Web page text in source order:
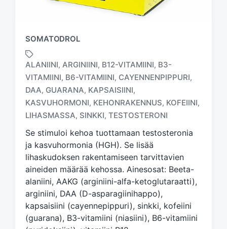
SOMATODROL
T
a
g
e
d
w
t
h
ALANIINI, ARGINIINI, B12-VITAMIINI, B3-
VITAMIINI, B6-VITAMIINI, CAYENNENPIPPURI,
DAA, GUARANA, KAPSAISIINI,
KASVUHORMONI, KEHONRAKENNUS, KOFEIINI,
LIHASMASSA, SINKKI, TESTOSTERONI
Se stimuloi kehoa tuottamaan testosteronia
ja kasvuhormonia (HGH). Se lisää
lihaskudoksen rakentamiseen tarvittavien
aineiden määrää kehossa. Ainesosat: Beeta-
alaniini, AAKG (arginiini-alfa-ketoglutaraatti),
arginiini, DAA (D-asparagiinihappo),
kapsaisiini (cayennepippuri), sinkki, kofeiini
(guarana), B3-vitamiini (niasiini), B6-vitamiini